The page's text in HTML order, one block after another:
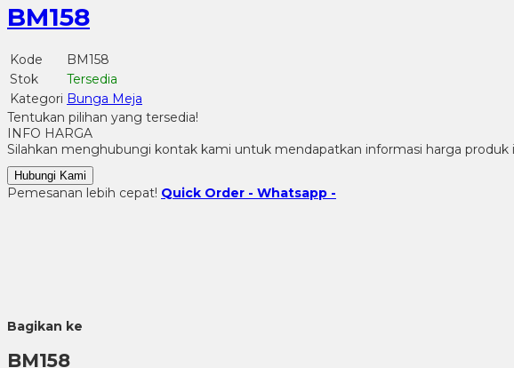
BM158
Kode
BM158
Stok
Tersedia
Kategori Bunga Meja
Tentukan pilihan yang tersedia!
INFO HARGA
Silahkan menghubungi kontak kami untuk mendapatkan informasi harga produk
Hubungi Kami
Pemesanan lebih cepat! Quick Order - Whatsapp -
Bagikan ke
BM158